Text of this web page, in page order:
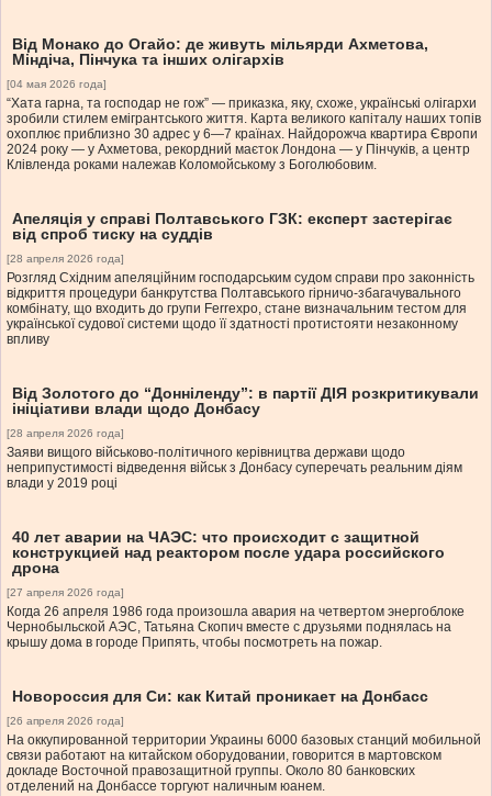
Від Монако до Огайо: де живуть мільярди Ахметова,
Міндіча, Пінчука та інших олігархів
[04 мая 2026 года]
“Хата гарна, та господар не гож” — приказка, яку, схоже, українські олігархи
зробили стилем емігрантського життя. Карта великого капіталу наших топів
охоплює приблизно 30 адрес у 6—7 країнах. Найдорожча квартира Європи
2024 року — у Ахметова, рекордний маєток Лондона — у Пінчуків, а центр
Клівленда роками належав Коломойському з Боголюбовим.
Апеляція у справі Полтавського ГЗК: експерт застерігає
від спроб тиску на суддів
[28 апреля 2026 года]
Розгляд Східним апеляційним господарським судом справи про законність
відкриття процедури банкрутства Полтавського гірничо-збагачувального
комбінату, що входить до групи Ferrexpo, стане визначальним тестом для
української судової системи щодо її здатності протистояти незаконному
впливу
Від Золотого до “Донніленду”: в партії ДІЯ розкритикували
ініціативи влади щодо Донбасу
[28 апреля 2026 года]
Заяви вищого військово-політичного керівництва держави щодо
неприпустимості відведення військ з Донбасу суперечать реальним діям
влади у 2019 році
40 лет аварии на ЧАЭС: что происходит с защитной
конструкцией над реактором после удара российского
дрона
[27 апреля 2026 года]
Когда 26 апреля 1986 года произошла авария на четвертом энергоблоке
Чернобыльской АЭС, Татьяна Скопич вместе с друзьями поднялась на
крышу дома в городе Припять, чтобы посмотреть на пожар.
Новороссия для Си: как Китай проникает на Донбасс
[26 апреля 2026 года]
На оккупированной территории Украины 6000 базовых станций мобильной
связи работают на китайском оборудовании, говорится в мартовском
докладе Восточной правозащитной группы. Около 80 банковских
отделений на Донбассе торгуют наличным юанем.